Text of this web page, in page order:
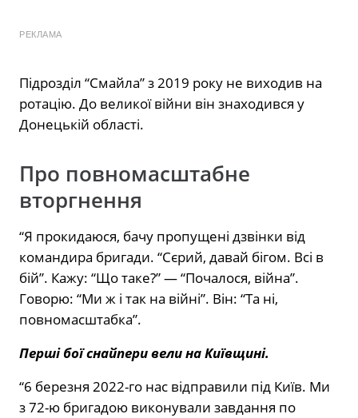
РЕКЛАМА
Підрозділ “Смайла” з 2019 року не виходив на
ротацію. До великої війни він знаходився у
Донецькій області.
Про повномасштабне
вторгнення
“Я прокидаюся, бачу пропущені дзвінки від
командира бригади. “Сєрий, давай бігом. Всі в
бій”. Кажу: “Що таке?” — “Почалося, війна”.
Говорю: “Ми ж і так на війні”. Він: “Та ні,
повномасштабка”.
Перші бої снайпери вели на Київщині.
“6 березня 2022-го нас відправили під Київ. Ми
з 72-ю бригадою виконували завдання по